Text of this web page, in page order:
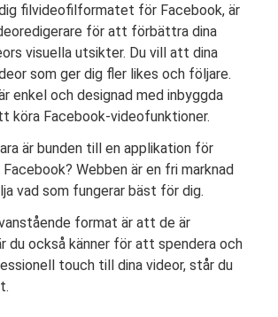
filvideofilformatet för Facebook, är
för att förbättra dina
visuella utsikter. Du vill att dina
som ger dig fler likes och följare.
enkel och designad med inbyggda
köra Facebook-videofunktioner.
är bunden till en applikation för
Webben är en fri marknad
vad som fungerar bäst för dig.
format är att de är
du också känner för att spendera och
touch till dina videor, står du